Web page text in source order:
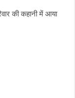
की कहानी में आया